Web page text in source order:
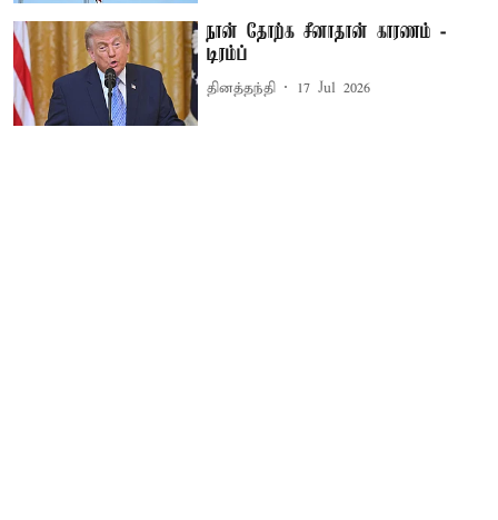
நான் தோற்க சீனாதான் காரணம் -
டிரம்ப்
தினத்தந்தி 17 Jul 2026